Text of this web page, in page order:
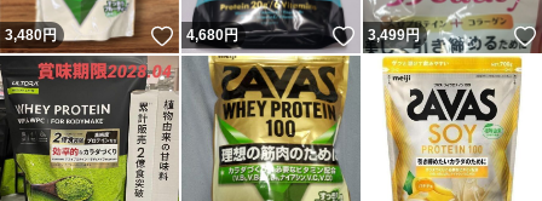
3,480円 いいね！
4,680円 いいね！
3,499円